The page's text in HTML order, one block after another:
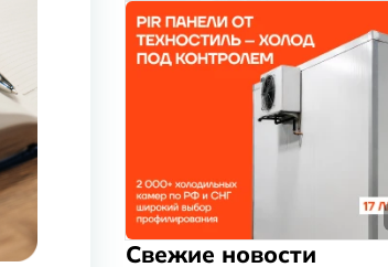
Свежие новости